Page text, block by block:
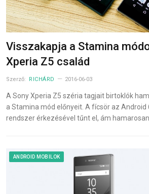
Visszakapja a Stamina
Xperia Z5 család
Szerző: RICHÁRD 2016-06-03
A Sony Xperia Z5 széria tagjait birtoklók
a Stamina mód előnyeit. A fícsör az Android
rendszer érkezésével tűnt el, ám
ANDROID MOBILOK